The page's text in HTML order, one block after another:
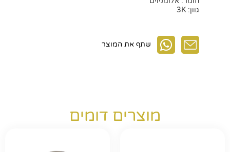
גוון: 3K
שתף את המוצר
מוצרים דומים